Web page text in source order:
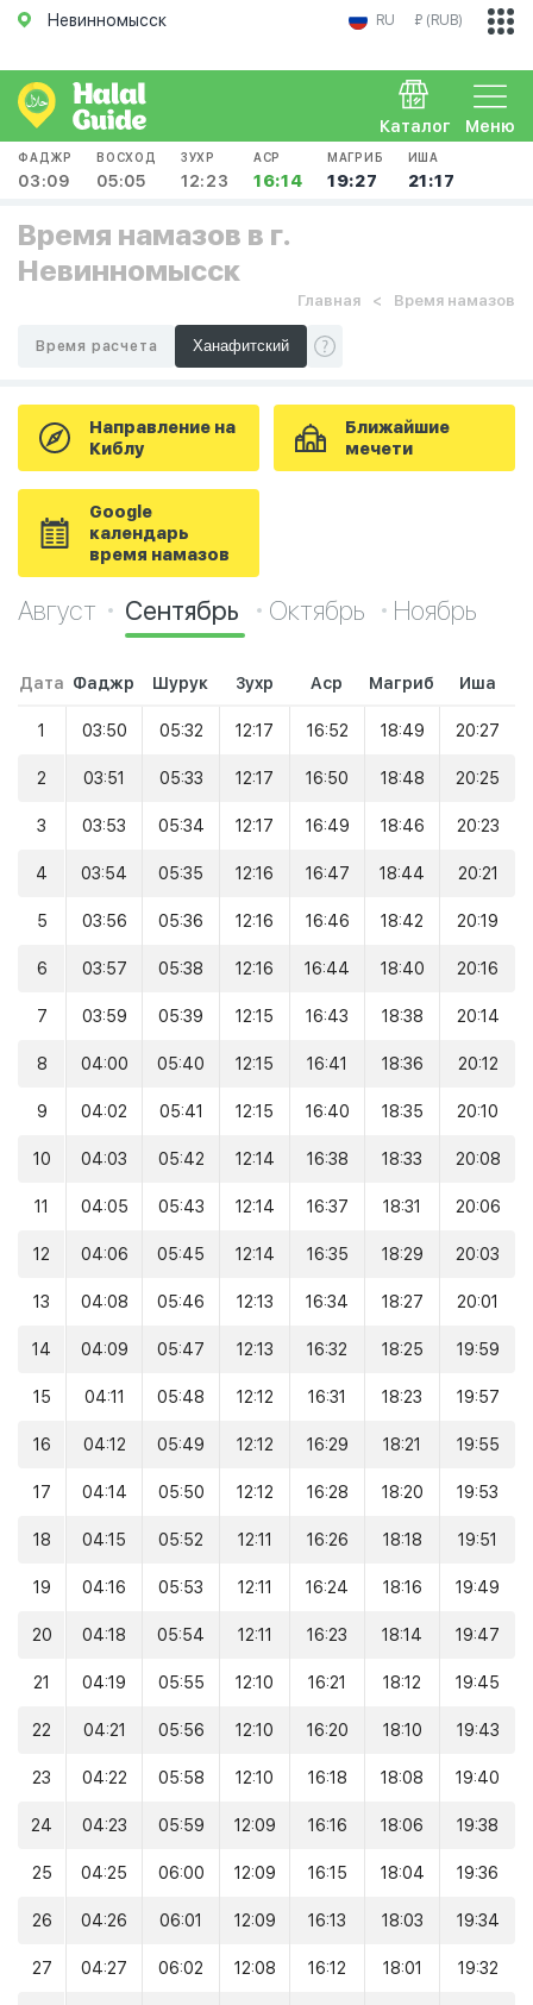
Невинномысск RU ₽ (RUB)
Меню
Каталог
ФАДЖР
03:09
ВОСХОД
05:05
ЗУХР
12:23
АСР
16:14
МАГРИБ
19:27
ИША
21:17
Время намазов в г.
Невинномысск
Главная Время намазов
Время расчета
Направление на
Киблу
Ближайшие
мечети
Google
календарь
время намазов
Август Сентябрь Октябрь Ноябрь
Дата Фаджр Шурук Зухр Аср Магриб Иша
1 03:50 05:32 12:17 16:52 18:49 20:27
2 03:51 05:33 12:17 16:50 18:48 20:25
3 03:53 05:34 12:17 16:49 18:46 20:23
4 03:54 05:35 12:16 16:47 18:44 20:21
5 03:56 05:36 12:16 16:46 18:42 20:19
6 03:57 05:38 12:16 16:44 18:40 20:16
7 03:59 05:39 12:15 16:43 18:38 20:14
8 04:00 05:40 12:15 16:41 18:36 20:12
9 04:02 05:41 12:15 16:40 18:35 20:10
10 04:03 05:42 12:14 16:38 18:33 20:08
11 04:05 05:43 12:14 16:37 18:31 20:06
12 04:06 05:45 12:14 16:35 18:29 20:03
13 04:08 05:46 12:13 16:34 18:27 20:01
14 04:09 05:47 12:13 16:32 18:25 19:59
15 04:11 05:48 12:12 16:31 18:23 19:57
16 04:12 05:49 12:12 16:29 18:21 19:55
17 04:14 05:50 12:12 16:28 18:20 19:53
18 04:15 05:52 12:11 16:26 18:18 19:51
19 04:16 05:53 12:11 16:24 18:16 19:49
20 04:18 05:54 12:11 16:23 18:14 19:47
21 04:19 05:55 12:10 16:21 18:12 19:45
22 04:21 05:56 12:10 16:20 18:10 19:43
23 04:22 05:58 12:10 16:18 18:08 19:40
24 04:23 05:59 12:09 16:16 18:06 19:38
25 04:25 06:00 12:09 16:15 18:04 19:36
26 04:26 06:01 12:09 16:13 18:03 19:34
27 04:27 06:02 12:08 16:12 18:01 19:32